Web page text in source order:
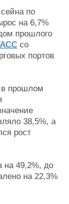
по
на 6,7%
прошлого
со
портов
прошлом
38,5%, а
рост
на 49,2%, до
на 22,3%